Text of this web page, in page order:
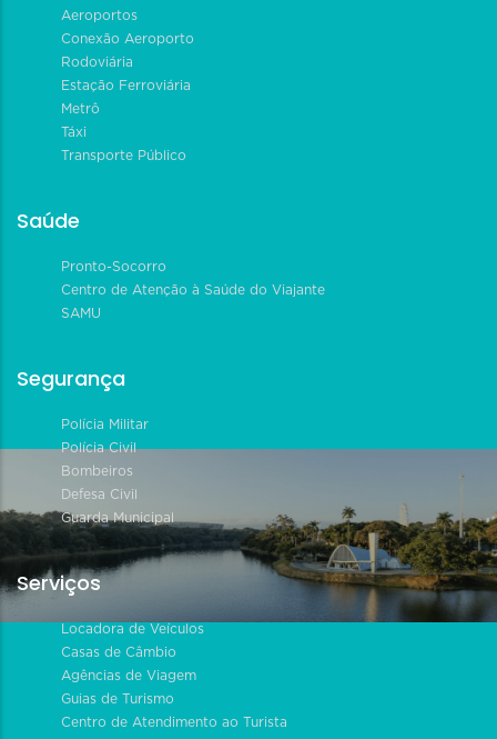
Aeroportos
Conexão Aeroporto
Rodoviária
Estação Ferroviária
Metrô
Táxi
Transporte Público
Saúde
Pronto-Socorro
Centro de Atenção à Saúde do Viajante
SAMU
Segurança
Polícia Militar
Polícia Civil
Bombeiros
Defesa Civil
Guarda Municipal
Serviços
Locadora de Veículos
Casas de Câmbio
Agências de Viagem
Guias de Turismo
Centro de Atendimento ao Turista